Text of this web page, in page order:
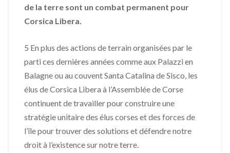
de la terre sont un combat permanent pour
Corsica Libera.
5 En plus des actions de terrain organisées par le
parti ces dernières années comme aux Palazzi en
Balagne ou au couvent Santa Catalina de Sisco, les
élus de Corsica Libera à l’Assemblée de Corse
continuent de travailler pour construire une
stratégie unitaire des élus corses et des forces de
l’île pour trouver des solutions et défendre notre
droit à l’existence sur notre terre.